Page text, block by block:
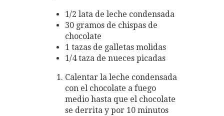
1/2 lata de leche condensada
30 gramos de chispas de
chocolate
1 tazas de galletas molidas
1/4 taza de nueces picadas
Calentar la leche condensada
con el chocolate a fuego
medio hasta que el chocolate
se derrita y por 10 minutos